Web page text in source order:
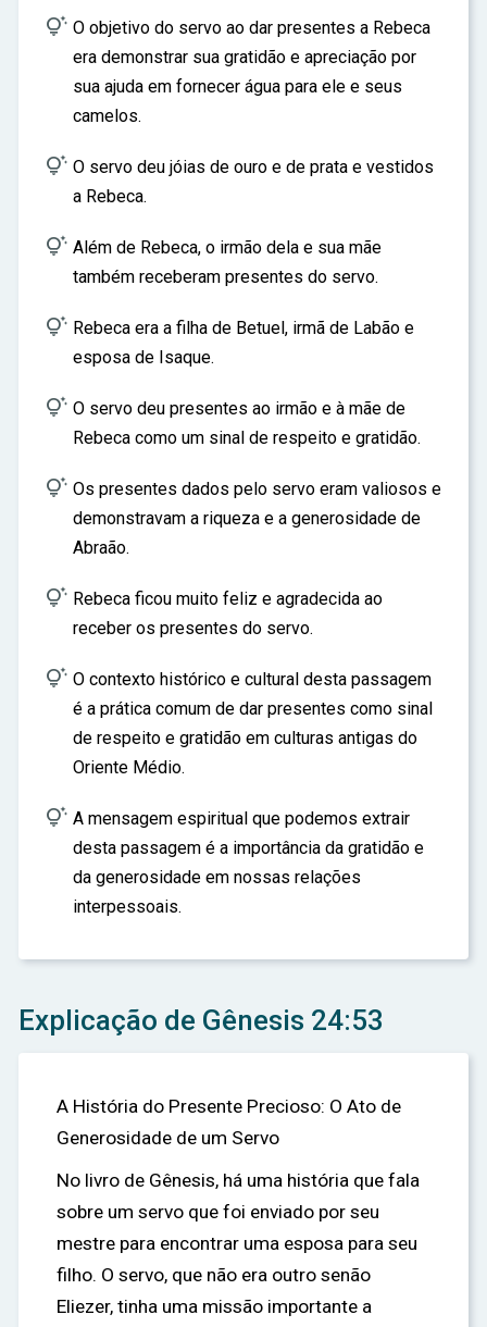
 O objetivo do servo ao dar presentes a Rebeca
era demonstrar sua gratidão e apreciação por
sua ajuda em fornecer água para ele e seus
camelos.
 O servo deu jóias de ouro e de prata e vestidos
a Rebeca.
 Além de Rebeca, o irmão dela e sua mãe
também receberam presentes do servo.
 Rebeca era a filha de Betuel, irmã de Labão e
esposa de Isaque.
 O servo deu presentes ao irmão e à mãe de
Rebeca como um sinal de respeito e gratidão.
 Os presentes dados pelo servo eram valiosos e
demonstravam a riqueza e a generosidade de
Abraão.
 Rebeca ficou muito feliz e agradecida ao
receber os presentes do servo.
 O contexto histórico e cultural desta passagem
é a prática comum de dar presentes como sinal
de respeito e gratidão em culturas antigas do
Oriente Médio.
 A mensagem espiritual que podemos extrair
desta passagem é a importância da gratidão e
da generosidade em nossas relações
interpessoais.
Explicação de Gênesis 24:53
A História do Presente Precioso: O Ato de
Generosidade de um Servo
No livro de Gênesis, há uma história que fala
sobre um servo que foi enviado por seu
mestre para encontrar uma esposa para seu
filho. O servo, que não era outro senão
Eliezer, tinha uma missão importante a